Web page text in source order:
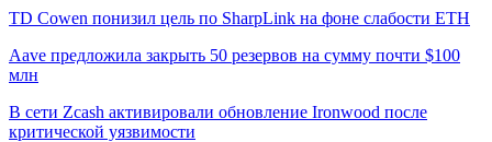
TD Cowen понизил цель по SharpLink на фоне слабости ETH
Aave предложила закрыть 50 резервов на сумму почти $100
млн
В сети Zcash активировали обновление Ironwood после
критической уязвимости